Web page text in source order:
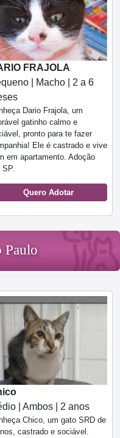
FRAJOLA
| Macho | 2 a 6
Dario Frajola, um
gatinho calmo e
pronto para te fazer
Ele é castrado e vive
em apartamento. Adoção
Quero Adotar
Paulo
| Ambos | 2 anos
Chico, um gato SRD de
castrado e sociável.